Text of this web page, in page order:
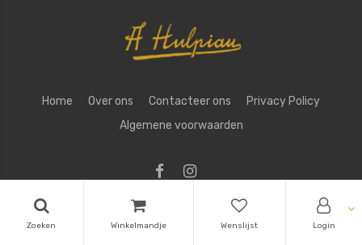
Zoeken Winkelmandje Wenslijst Login
Home Over ons Contacteer ons
Privacy Policy
Algemene voorwaarden
Copyright © Aug. Hulpiau NV